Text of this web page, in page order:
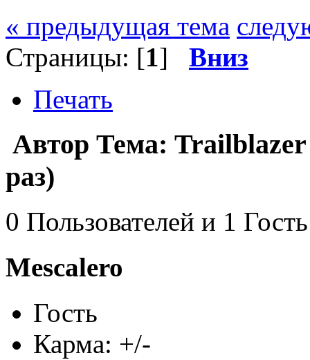
« предыдущая тема
Страницы: [1] Вниз
Печать
Автор Тема: Trailblazer
раз)
0 Пользователей и 1
Mescalero
Гость
Карма: +/-